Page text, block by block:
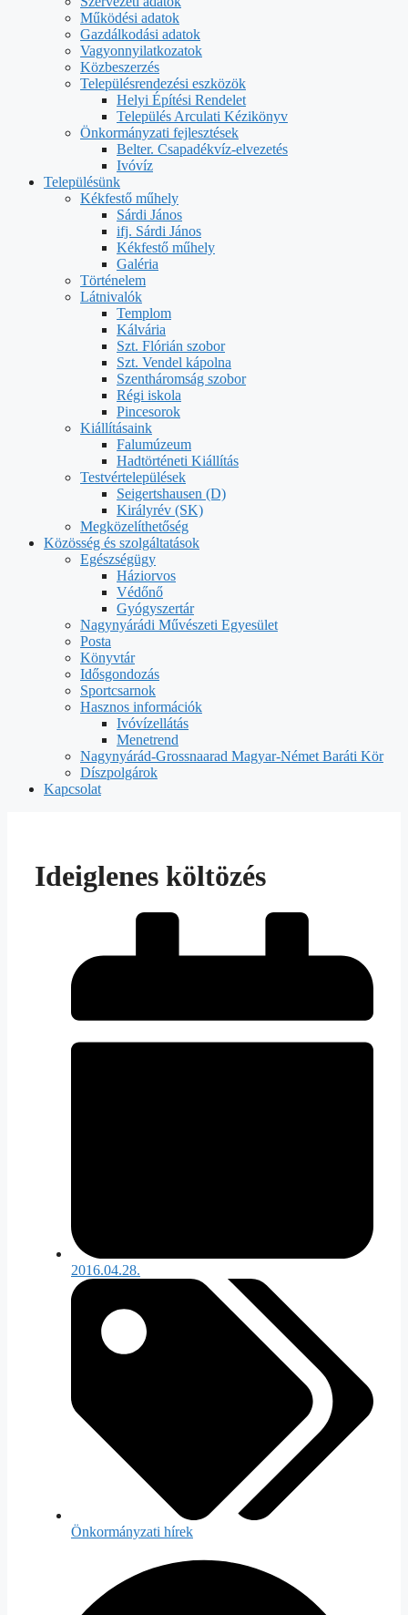
Működési adatok
Gazdálkodási adatok
Vagyonnyilatkozatok
Közbeszerzés
Településrendezési eszközök
Helyi Építési Rendelet
Település Arculati Kézikönyv
Önkormányzati fejlesztések
Belter. Csapadékvíz-elvezetés
Ivóvíz
Településünk
Kékfestő műhely
Sárdi János
ifj. Sárdi János
Kékfestő műhely
Galéria
Történelem
Látnivalók
Templom
Kálvária
Szt. Flórián szobor
Szt. Vendel kápolna
Szentháromság szobor
Régi iskola
Pincesorok
Kiállításaink
Falumúzeum
Hadtörténeti Kiállítás
Testvértelepülések
Seigertshausen (D)
Királyrév (SK)
Megközelíthetőség
Közösség és szolgáltatások
Egészségügy
Háziorvos
Védőnő
Gyógyszertár
Nagynyárádi Művészeti Egyesület
Posta
Könyvtár
Idősgondozás
Sportcsarnok
Hasznos információk
Ivóvízellátás
Menetrend
Nagynyárád-Grossnaarad Magyar-Német Baráti Kör
Díszpolgárok
Kapcsolat
Ideiglenes költözés
2016.04.28.
Önkormányzati hírek